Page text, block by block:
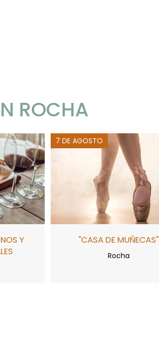
ROCHA
Y
7 DE AGOSTO
"CASA DE MUÑECAS"
Rocha